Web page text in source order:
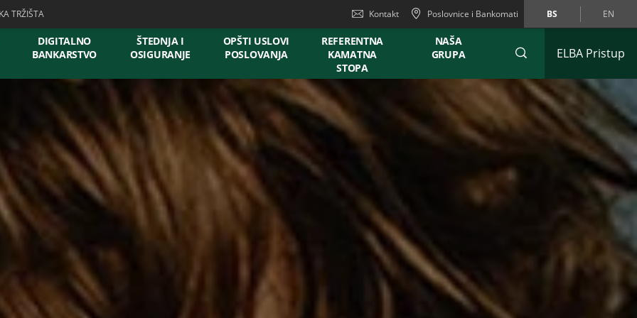
TRŽIŠTA Kontakt Poslovnice i Bankomati BS EN
DIGITALNO
BANKARSTVO
ŠTEDNJA I
OSIGURANJE
OPŠTI USLOVI
POSLOVANJA
REFERENTNA
KAMATNA
STOPA
NAŠA
GRUPA
ELBA Pristup